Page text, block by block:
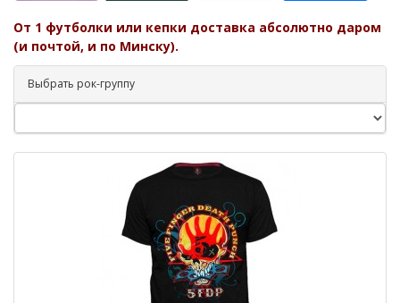
От 1 футболки или кепки доставка абсолютно даром
(и почтой, и по Минску).
Выбрать рок-группу